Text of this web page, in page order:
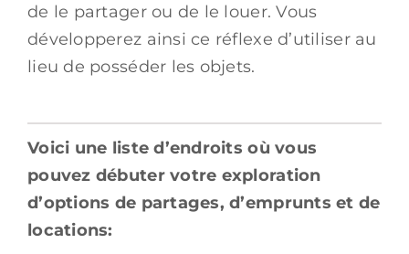
de le partager ou de le louer. Vous
développerez ainsi ce réflexe d’utiliser au
lieu de posséder les objets.
Voici une liste d’endroits où vous
pouvez débuter votre exploration
d’options de partages, d’emprunts et de
locations: